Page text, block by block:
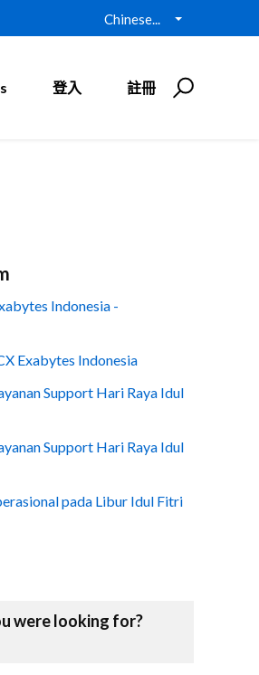
Chinese...
登入 註冊
Indonesia -
Exabytes Indonesia
Support Hari Raya Idul
Support Hari Raya Idul
pada Libur Idul Fitri
were looking for?